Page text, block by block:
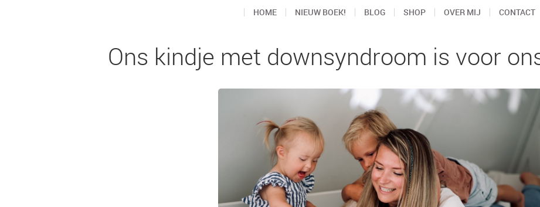
HOME NIEUW BOEK! BLOG SHOP OVER MIJ CONTACT
Ons kindje met downsyndroom is voor